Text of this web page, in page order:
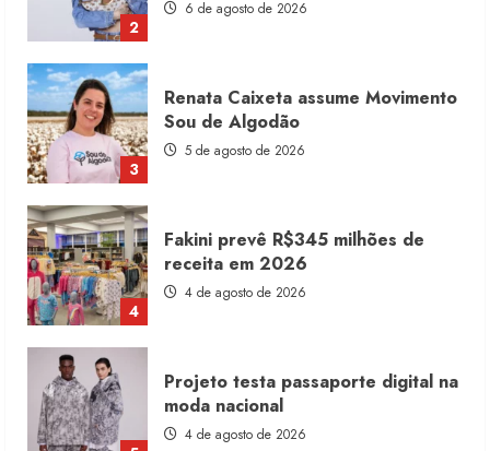
3
5 de agosto de 2026
4
Fakini prevê R$345 milhões de
receita em 2026
4 de agosto de 2026
5
Projeto testa passaporte digital na
moda nacional
4 de agosto de 2026
Dia dos Pais reforça retomada da
moda no varejo
7 de agosto de 2026